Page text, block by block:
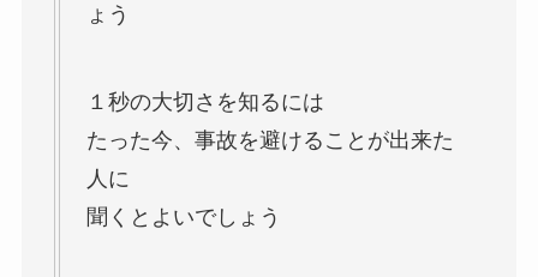
ょう
１秒の大切さを知るには
たった今、事故を避けることが出来た
人に
聞くとよいでしょう